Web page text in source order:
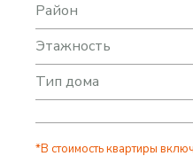
Район
Этажность
Тип дома
*В стоимость квартиры